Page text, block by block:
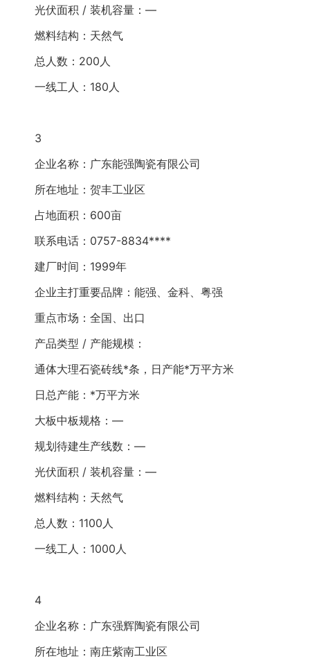
光伏面积 / 装机容量：—
燃料结构：天然气
总人数：200人
一线工人：180人
3
企业名称：广东能强陶瓷有限公司
所在地址：贺丰工业区
占地面积：600亩
联系电话：0757-8834****
建厂时间：1999年
企业主打重要品牌：能强、金科、粤强
重点市场：全国、出口
产品类型 / 产能规模：
通体大理石瓷砖线*条，日产能*万平方米
日总产能：*万平方米
大板中板规格：—
规划待建生产线数：—
光伏面积 / 装机容量：—
燃料结构：天然气
总人数：1100人
一线工人：1000人
4
企业名称：广东强辉陶瓷有限公司
所在地址：南庄紫南工业区